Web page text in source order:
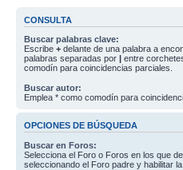
CONSULTA
Buscar palabras clave:
Escribe + delante de una palabra a
palabras separadas por | entre
comodín para coincidencias parciales.
Buscar autor:
Emplea * como comodín para
OPCIONES DE BÚSQUEDA
Buscar en Foros:
Selecciona el Foro o Foros en los que
seleccionando el Foro padre y habilitar